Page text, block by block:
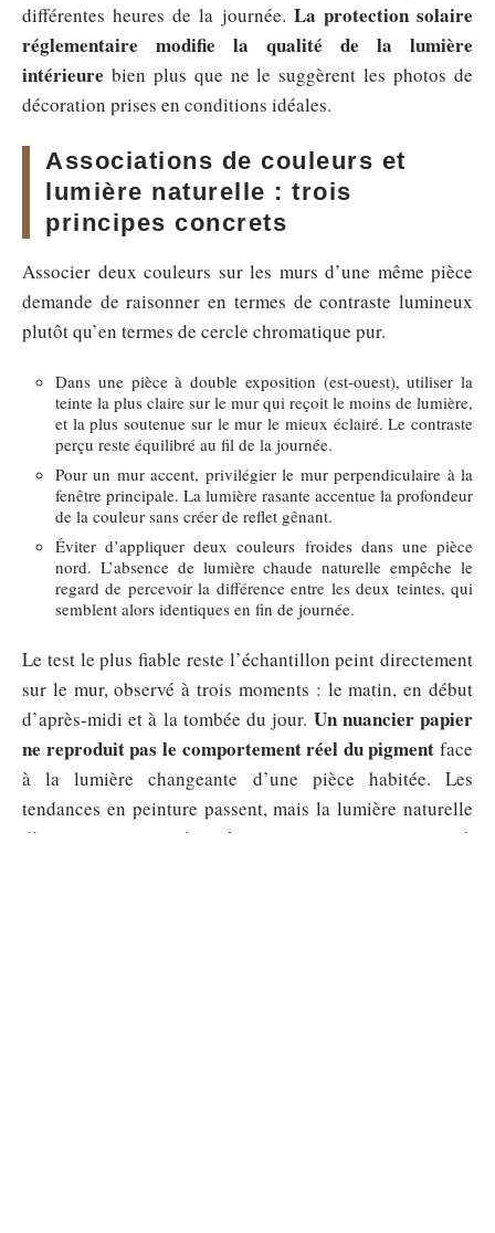
différentes heures de la journée. La protection solaire
réglementaire modifie la qualité de la lumière
intérieure bien plus que ne le suggèrent les photos de
décoration prises en conditions idéales.
Associations de couleurs et
lumière naturelle : trois
principes concrets
Associer deux couleurs sur les murs d’une même pièce
demande de raisonner en termes de contraste lumineux
plutôt qu’en termes de cercle chromatique pur.
Dans une pièce à double exposition (est-ouest), utiliser la
teinte la plus claire sur le mur qui reçoit le moins de lumière,
et la plus soutenue sur le mur le mieux éclairé. Le contraste
perçu reste équilibré au fil de la journée.
Pour un mur accent, privilégier le mur perpendiculaire à la
fenêtre principale. La lumière rasante accentue la profondeur
de la couleur sans créer de reflet gênant.
Éviter d’appliquer deux couleurs froides dans une pièce
nord. L’absence de lumière chaude naturelle empêche le
regard de percevoir la différence entre les deux teintes, qui
semblent alors identiques en fin de journée.
Le test le plus fiable reste l’échantillon peint directement
sur le mur, observé à trois moments : le matin, en début
d’après-midi et à la tombée du jour. Un nuancier papier
ne reproduit pas le comportement réel du pigment face
à la lumière changeante d’une pièce habitée. Les
tendances en peinture passent, mais la lumière naturelle
d’un espace reste la même contrainte permanente à